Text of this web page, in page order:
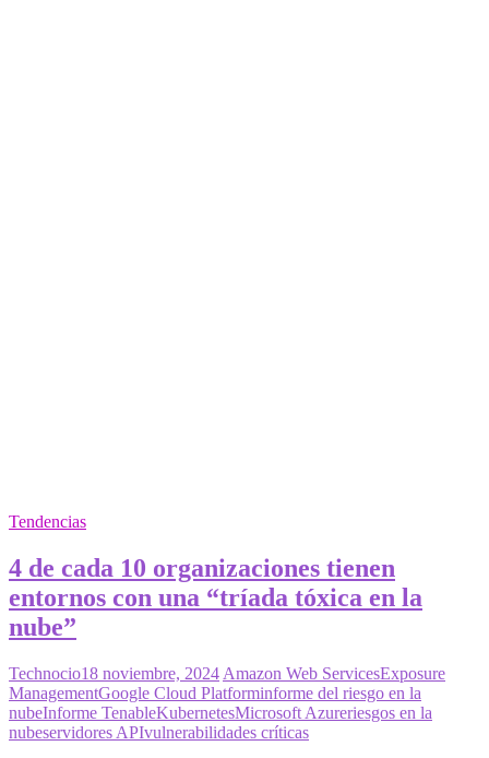
Tendencias
4 de cada 10 organizaciones tienen
entornos con una “tríada tóxica en la
nube”
Technocio18 noviembre, 2024 Amazon Web ServicesExposure
ManagementGoogle Cloud Platforminforme del riesgo en la
nubeInforme TenableKubernetesMicrosoft Azureriesgos en la
nubeservidores APIvulnerabilidades críticas